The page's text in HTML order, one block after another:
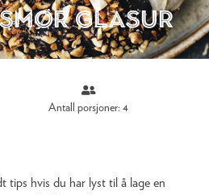
glasur
Antall porsjoner: 4
tips hvis du har lyst til å lage en